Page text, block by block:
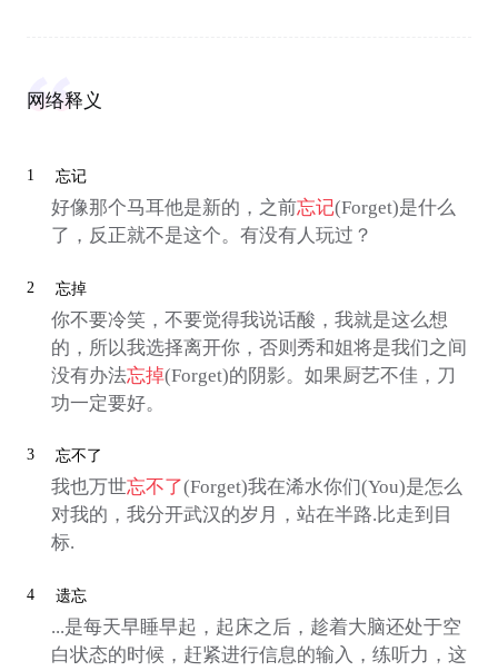
网络释义
1 忘记
好像那个马耳他是新的，之前忘记(Forget)是什么
了，反正就不是这个。有没有人玩过？
2 忘掉
你不要冷笑，不要觉得我说话酸，我就是这么想
的，所以我选择离开你，否则秀和姐将是我们之间
没有办法忘掉(Forget)的阴影。如果厨艺不佳，刀
功一定要好。
3 忘不了
我也万世忘不了(Forget)我在浠水你们(You)是怎么
对我的，我分开武汉的岁月，站在半路.比走到目
标.
4 遗忘
...是每天早睡早起，起床之后，趁着大脑还处于空
白状态的时候，赶紧进行信息的输入，练听力，这